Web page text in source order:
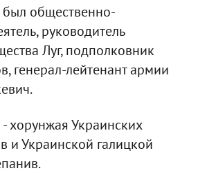
общественно-
руководитель
Луг, подполковник
генерал-лейтенант армии
хорунжая Украинских
и Украинской галицкой